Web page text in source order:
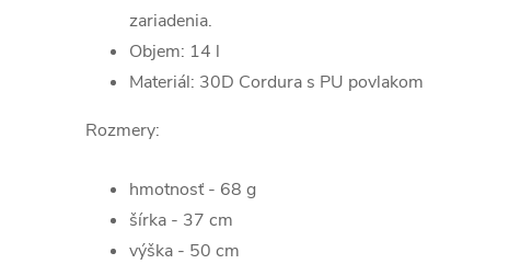
zariadenia.
Objem: 14 l
Materiál: 30D Cordura s PU povlakom
Rozmery:
hmotnosť - 68 g
šírka - 37 cm
výška - 50 cm